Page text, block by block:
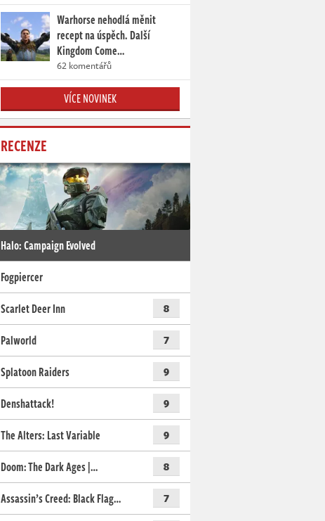
Warhorse nehodlá měnit
recept na úspěch. Další
Kingdom Come…
62 komentářů
VÍCE NOVINEK
RECENZE
Halo: Campaign Evolved
Fogpiercer
Scarlet Deer Inn
8
Palworld 7
Splatoon Raiders 9
Denshattack! 9
The Alters: Last Variable 9
Doom: The Dark Ages |… 8
Assassin’s Creed: Black Flag… 7